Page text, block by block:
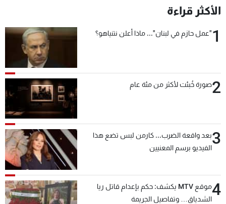
الأكثر قراءة
1"عمل حازم في لبنان"... ماذا أعلن نتنياهو؟
2صورة خُبئت لأكثر من مئة عام
3بعد واقعة الضرب... كارمن لبس تضع هذا
الفيديو برسم المعنيين
4
موقع MTV يكشف: حكم بإعدام قاتل ريا
الشدياق… وتفاصيل الجريمة